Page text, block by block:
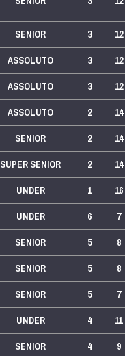
SENIOR 3 12
ASSOLUTO 3 12
ASSOLUTO 3 12
ASSOLUTO 2 14
SENIOR 2 14
SUPER SENIOR 2 14
UNDER 1 16
UNDER 6 7
SENIOR 5 8
SENIOR 5 8
SENIOR 5 7
UNDER 4 11
SENIOR 4 9